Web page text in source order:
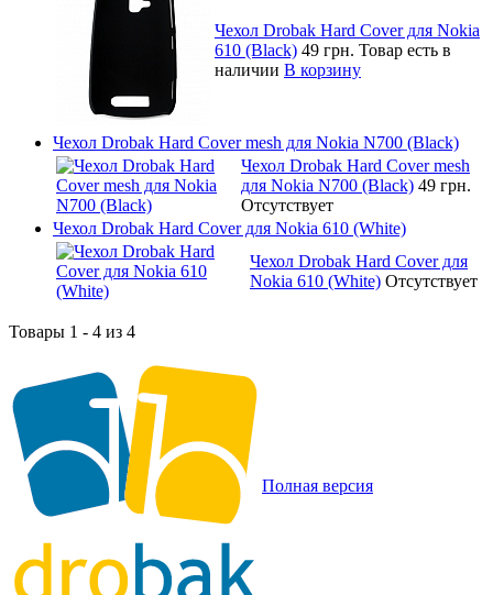
Чехол Drobak Hard Cover для Nokia
610 (Black) 49 грн. Товар есть в
наличии В корзину
Чехол Drobak Hard Cover mesh для Nokia N700 (Black)
Чехол Drobak Hard Cover mesh
для Nokia N700 (Black) 49 грн.
Отсутствует
Чехол Drobak Hard Cover для Nokia 610 (White)
Чехол Drobak Hard Cover для
Nokia 610 (White) Отсутствует
Товары 1 - 4 из 4
Полная версия